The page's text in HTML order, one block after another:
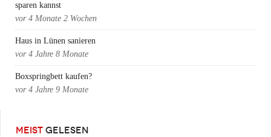
sparen kannst
vor 4 Monate 2 Wochen
Haus in Lünen sanieren
vor 4 Jahre 8 Monate
Boxspringbett kaufen?
vor 4 Jahre 9 Monate
MEIST GELESEN